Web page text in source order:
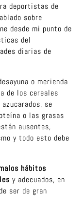
deportistas de
sobre
desde mi punto de
del
diarias de
o merienda
de los cereales
se
o las grasas
ausentes,
y todo esto debe
hábitos
y adecuados, en
ser de gran